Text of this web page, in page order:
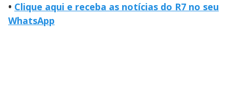
• Clique aqui e receba as notícias do R7 no seu
WhatsApp